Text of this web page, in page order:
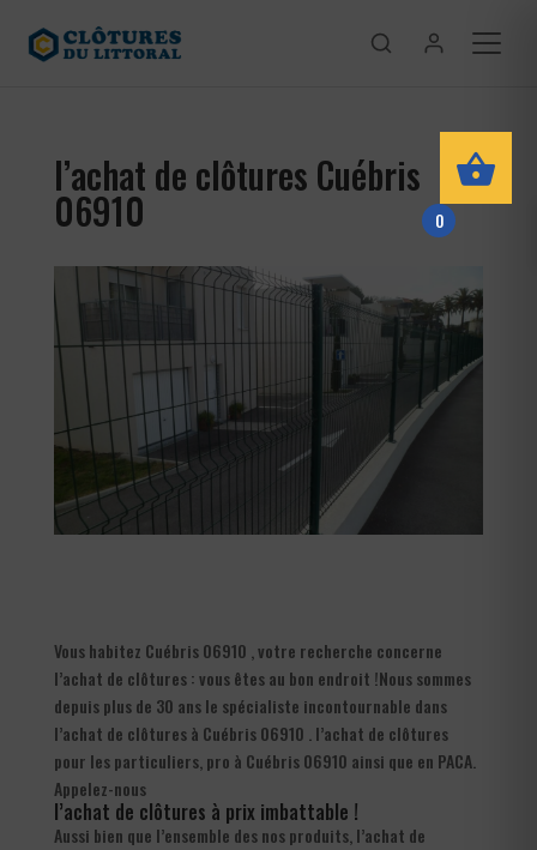
l’achat de clôtures Cuébris
06910
Vous habitez Cuébris 06910 , votre recherche concerne
l’achat de clôtures : vous êtes au bon endroit !Nous sommes
depuis plus de 30 ans le spécialiste incontournable dans
l’achat de clôtures à Cuébris 06910 . l’achat de clôtures
pour les particuliers, pro à Cuébris 06910 ainsi que en PACA.
Appelez-nous
l’achat de clôtures à prix imbattable !
Aussi bien que l’ensemble des nos produits, l’achat de
0